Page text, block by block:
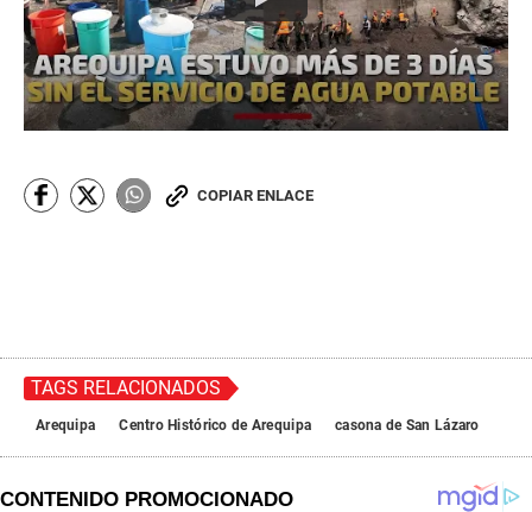
COPIAR ENLACE
TAGS RELACIONADOS
Arequipa Centro Histórico de Arequipa casona de San Lázaro